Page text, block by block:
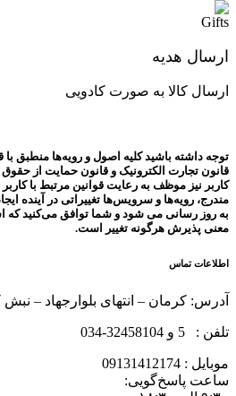
ارسال هدیه
ارسال کالا به صورت کادویی
توجه داشته باشید کلیه اصول و رویه‏‌ها منطبق
قانون تجارت الکترونیک و قانون حمایت از
کاربر نیز موظف به رعایت قوانین مرتبط با
مندرج، رویه‏‌ها و سرویس‏‌ها تغییراتی در آینده
به روز رسانی می شود و شما توافق می‏‌کنید که
معنی پذیرش هرگونه تغییر است.
اطلاعات تماس
آدرس: کرمان – انتهای بلوارجهاد – نبش
تلفن : 5 و 32458104-034
موبایل : 09131412174
ساعت پاسخ‌گویی: